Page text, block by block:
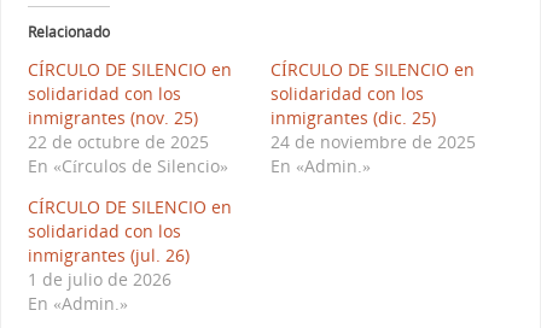
Relacionado
CÍRCULO DE SILENCIO en
solidaridad con los
inmigrantes (nov. 25)
22 de octubre de 2025
En «Círculos de Silencio»
CÍRCULO DE SILENCIO en
solidaridad con los
inmigrantes (dic. 25)
24 de noviembre de 2025
En «Admin.»
CÍRCULO DE SILENCIO en
solidaridad con los
inmigrantes (jul. 26)
1 de julio de 2026
En «Admin.»